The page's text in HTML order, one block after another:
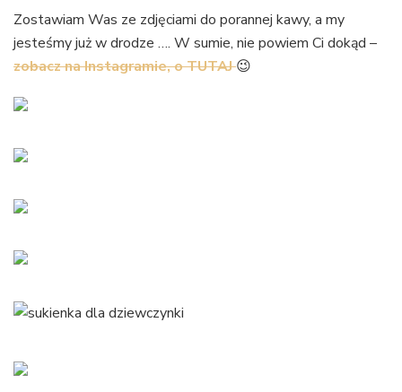
Zostawiam Was ze zdjęciami do porannej kawy, a my
jesteśmy już w drodze …. W sumie, nie powiem Ci dokąd –
zobacz na Instagramie, o TUTAJ 😉